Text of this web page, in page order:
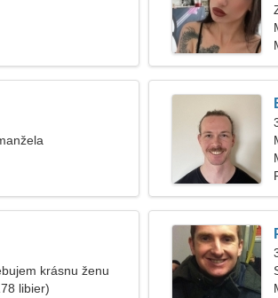
krásnu ženu
libier)